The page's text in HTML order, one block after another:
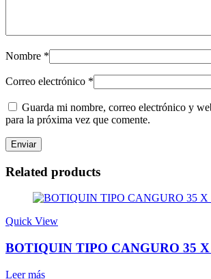
Nombre *
Correo electrónico *
Guarda mi nombre, correo electrónico y
para la próxima vez que comente.
Related products
Quick View
BOTIQUIN TIPO CANGURO 35
Leer más